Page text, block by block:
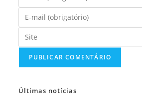
seu
nome
ou
nome
usuário
comentar
Digite
seu
endereço
de
para
Digite
o
URL
do
site
Últimas notícias